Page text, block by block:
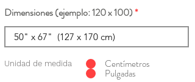
Dimensiones (ejemplo: 120 x 100)
Unidad de medida Centímetros
Pulgadas